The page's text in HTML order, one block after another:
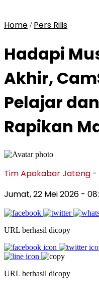
Home / Pers Rilis
Hadapi
Akhir,
Pelajar
Rapikan
Tim Apakabar Jateng -
Jumat, 22 Mei 2026 -
URL berhasil dicopy
URL berhasil dicopy